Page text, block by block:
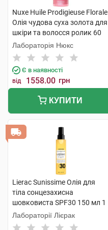
Nuxe Huile Prodigieuse Florale
Олія чудова суха золота для
шкіри та волосся ролик 60
мл 1 флакон
Лабораторія Нюкс
Є в наявності
від 1558.00 грн
КУПИТИ
Lierac Sunissime Олія для
тіла сонцезахисна
шовковиста SPF30 150 мл 1
флакон
Лабораторії Лієрак